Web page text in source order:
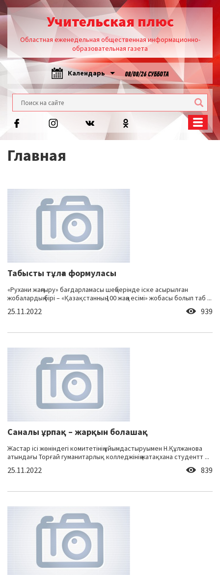
Учительская плюс
Областная еженедельная общественная информационно-
образовательная газета
Календарь 08/08/26 СУББОТА
Главная
Табысты тұлға формуласы
«Рухани жаңғыру» бағдарламасы шеңберінде іске асырылған
жобалардың бірі – «Қазақстанның 100 жаңа есімі» жобасы болып таб ...
25.11.2022 939
Саналы ұрпақ – жарқын болашақ
Жастар ісі жөніндегі комитетінің ұйымдастыруымен Н.Құлжанова
атындағы Торғай гуманитарлық колледжінің жатақхана студентт ...
25.11.2022 839